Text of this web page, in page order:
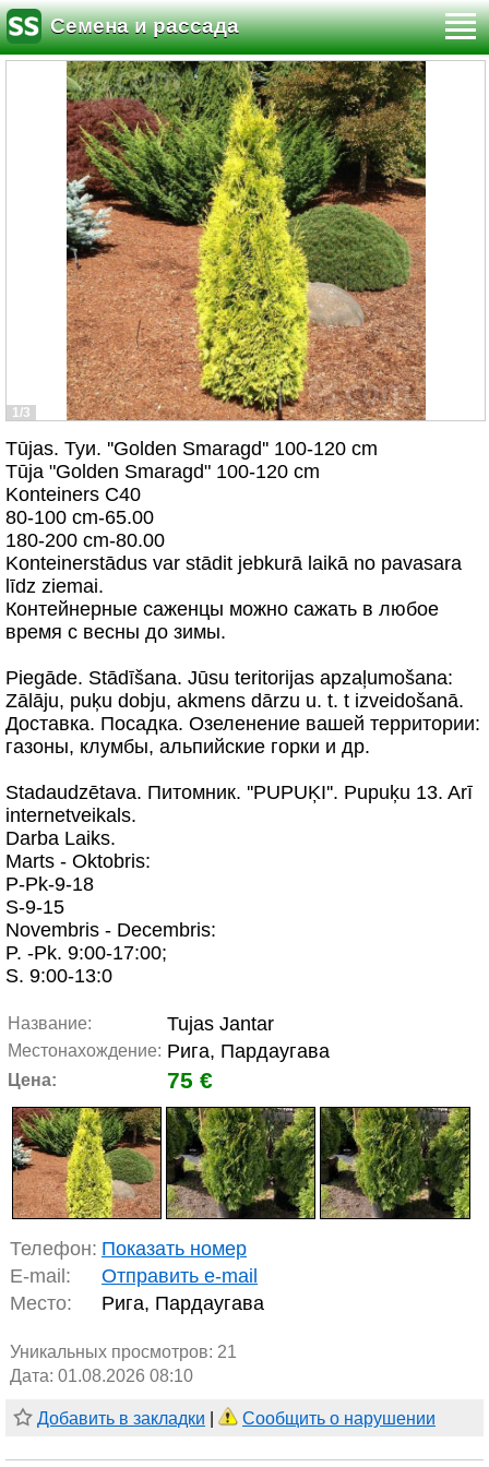
Семена и рассада
1/3
Tūjas. Туи. ''Golden Smaragd'' 100-120 cm
Tūja "Golden Smaragd" 100-120 cm
Konteiners C40
80-100 cm-65.00
180-200 cm-80.00
Konteinerstādus var stādit jebkurā laikā no pavasara
līdz ziemai.
Контейнерные саженцы можно сажать в любое
время с весны до зимы.
Piegāde. Stādīšana. Jūsu teritorijas apzaļumošana:
Zālāju, puķu dobju, akmens dārzu u. t. t izveidošanā.
Доставка. Посадка. Озеленение вашей территории:
газоны, клумбы, альпийские горки и др.
Stadaudzētava. Питомник. ''PUPUĶI''. Pupuķu 13. Arī
internetveikals.
Darba Laiks.
Marts - Oktobris:
P-Pk-9-18
S-9-15
Novembris - Decembris:
P. -Pk. 9:00-17:00;
S. 9:00-13:0
Название: Tujas Jantar
Местонахождение: Рига, Пардаугава
Цена: 75 €
Телефон: Показать номер
E-mail:
Отправить e-mail
Место:
Рига, Пардаугава
Уникальных просмотров: 21
Дата: 01.08.2026 08:10
Добавить в закладки Сообщить о нарушении